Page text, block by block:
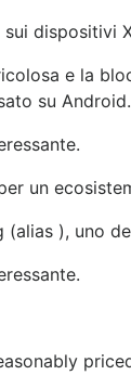
dispositivi
e la
su Android.
un
), uno